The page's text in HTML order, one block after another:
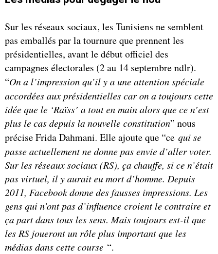
Sur les réseaux sociaux, les Tunisiens ne semblent
pas emballés par la tournure que prennent les
présidentielles, avant le début officiel des
campagnes électorales (2 au 14 septembre ndlr).
“On a l’impression qu’il y a une attention spéciale
accordées aux présidentielles car on a toujours cette
idée que le ‘Raïss’ a tout en main alors que ce n’est
plus le cas depuis la nouvelle constitution” nous
précise Frida Dahmani. Elle ajoute que “ce qui se
passe actuellement ne donne pas envie d’aller voter.
Sur les réseaux sociaux (RS), ça chauffe, si ce n’était
pas virtuel, il y aurait eu mort d’homme. Depuis
2011, Facebook donne des fausses impressions. Les
gens qui n’ont pas d’influence croient le contraire et
ça part dans tous les sens. Mais toujours est-il que
les RS joueront un rôle plus important que les
médias dans cette course “.